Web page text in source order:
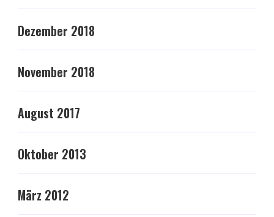
Dezember 2018
November 2018
August 2017
Oktober 2013
März 2012